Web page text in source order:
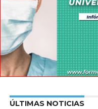
ÚLTIMAS NOTICIAS